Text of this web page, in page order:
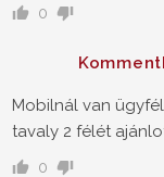
0
Mobilnál van
tavaly 2 félét
0